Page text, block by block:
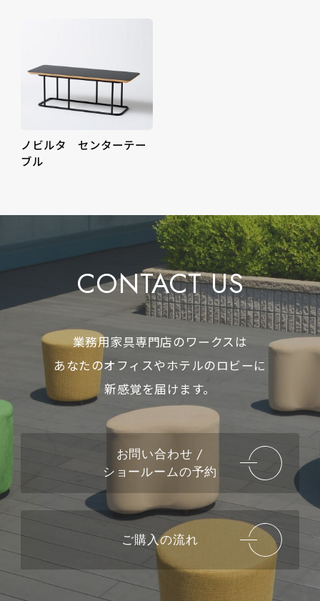
ノビルタ センターテー
ブル
CONTACT US
業務用家具専門店のワークスは
あなたのオフィスやホテルのロビーに
新感覚を届けます。
お問い合わせ /
ショールームの予約
ご購入の流れ